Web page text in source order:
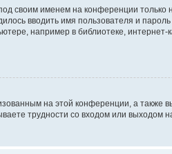
своим именем на конференции только
вводить имя пользователя и
например в библиотеке, интернет-
на этой конференции, а также
трудности со входом или